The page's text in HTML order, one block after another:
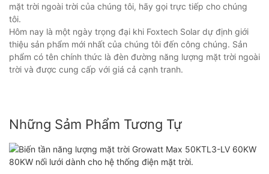
mặt trời ngoài trời của chúng tôi, hãy gọi trực tiếp cho chúng
tôi.
Hôm nay là một ngày trọng đại khi Foxtech Solar dự định giới
thiệu sản phẩm mới nhất của chúng tôi đến công chúng. Sản
phẩm có tên chính thức là đèn đường năng lượng mặt trời ngoài
trời và được cung cấp với giá cả cạnh tranh.
Những Sảm Phẩm Tương Tự